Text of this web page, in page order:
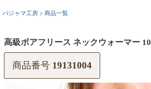
パジャマ工房 商品一覧
高級ボアフリース ネックウォーマー
商品番号 19131004